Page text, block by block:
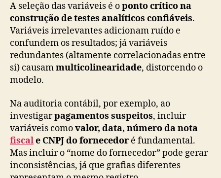
A seleção das variáveis é oponto crítico na
construção de testes analíticos confiáveis.
Variáveis irrelevantes adicionam ruído e
confundem os resultados; já variáveis
redundantes (altamente correlacionadas entre
si) causammulticolinearidade, distorcendo o
modelo.
Na auditoria contábil, por exemplo, ao
investigarpagamentos suspeitos, incluir
variáveis comovalor, data, número da nota
fiscale CNPJ do fornecedor é fundamental.
Mas incluir o “nome do fornecedor” pode gerar
inconsistências, já que grafias diferentes